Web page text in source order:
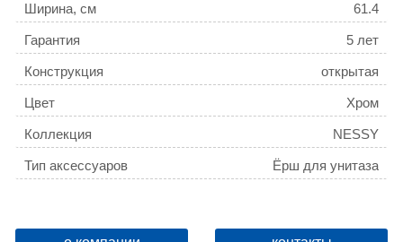
Ширина, см 61.4
Гарантия 5 лет
Конструкция открытая
Цвет Хром
Коллекция NESSY
Тип аксессуаров Ёрш для унитаза
Название товара
Ерш для унитаза AZARIO